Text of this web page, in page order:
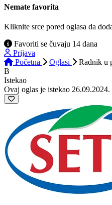
Nemate favorita
Kliknite srce pored oglasa da
Favoriti se čuvaju 14 dana
Prijava
Početna
Oglasi
Radnik u
B
Istekao
Ovaj oglas je istekao